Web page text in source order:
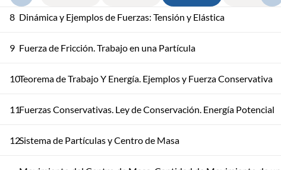
8 Dinámica y Ejemplos de Fuerzas: Tensión y Elástica
9 Fuerza de Fricción. Trabajo en una Partícula
10Teorema de Trabajo Y Energía. Ejemplos y Fuerza Conservativa
11Fuerzas Conservativas. Ley de Conservación. Energía Potencial
12Sistema de Partículas y Centro de Masa